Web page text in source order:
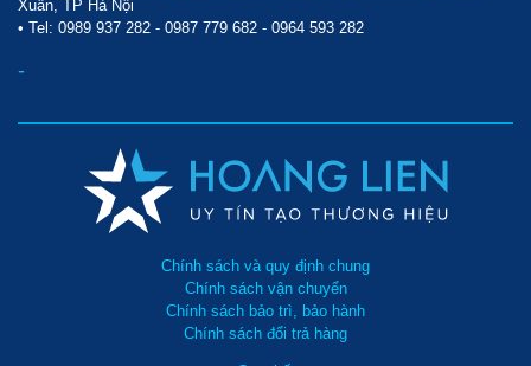
Xuân, TP Hà Nội
• Tel: 0989 937 282 - 0987 779 682 - 0964 593 282
-
Chính sách và quy định chung
Chính sách vận chuyển
Chính sách bảo trì, bảo hành
Chính sách đổi trả hàng